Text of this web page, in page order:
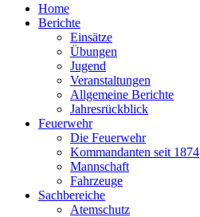
Home
Berichte
Einsätze
Übungen
Jugend
Veranstaltungen
Allgemeine Berichte
Jahresrückblick
Feuerwehr
Die Feuerwehr
Kommandanten seit 1874
Mannschaft
Fahrzeuge
Sachbereiche
Atemschutz